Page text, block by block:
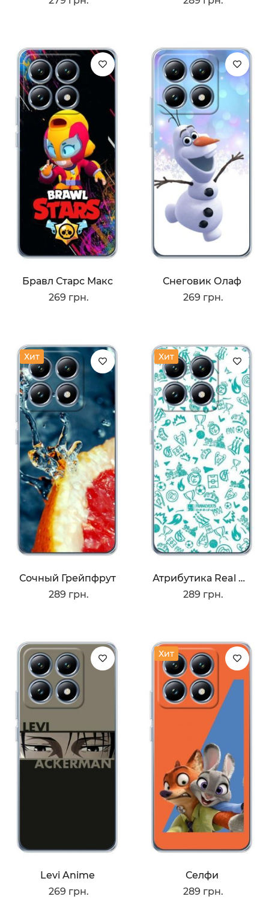
Бравл Старс Макс
269 грн.
Снеговик Олаф
269 грн.
Хит
Сочный Грейпфрут
289 грн.
Хит
Атрибутика Real Madrid
289 грн.
Levi Anime
269 грн.
Хит
Селфи
289 грн.